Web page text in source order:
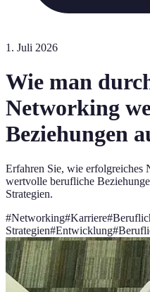
1. Juli 2026
Wie man
Networking
Beziehungen
Erfahren Sie, wie erfolgreiches
wertvolle berufliche
Strategien.
#Networking#Karriere#
Strategien#Entwicklung#